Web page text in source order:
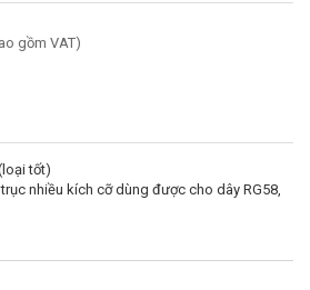
gồm VAT)
tốt)
nhiều kích cỡ dùng được cho dây RG58,